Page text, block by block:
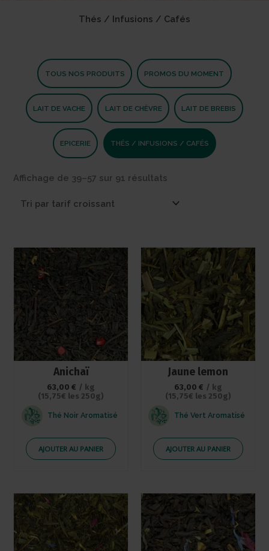
Thés / Infusions / Cafés
TOUS NOS PRODUITS PROMOS DU MOMENT
LAIT DE VACHE LAIT DE CHÈVRE LAIT DE BREBIS
EPICERIE THÉS / INFUSIONS / CAFÉS
Affichage de 39–57 sur 91 résultats
croissant
Anichaï
63,00€ / kg
(15,75€ les 250g)
Thé Noir Aromatisé
AJOUTER AU PANIER
Jaune lemon
63,00 € / kg
(15,75€ les 250g)
Thé Vert Aromatisé
AJOUTER AU PANIER